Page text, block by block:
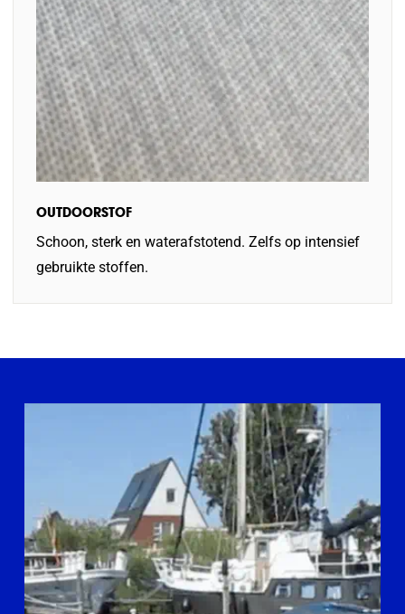
OUTDOORSTOF
Schoon, sterk en waterafstotend. Zelfs op intensief
gebruikte stoffen.